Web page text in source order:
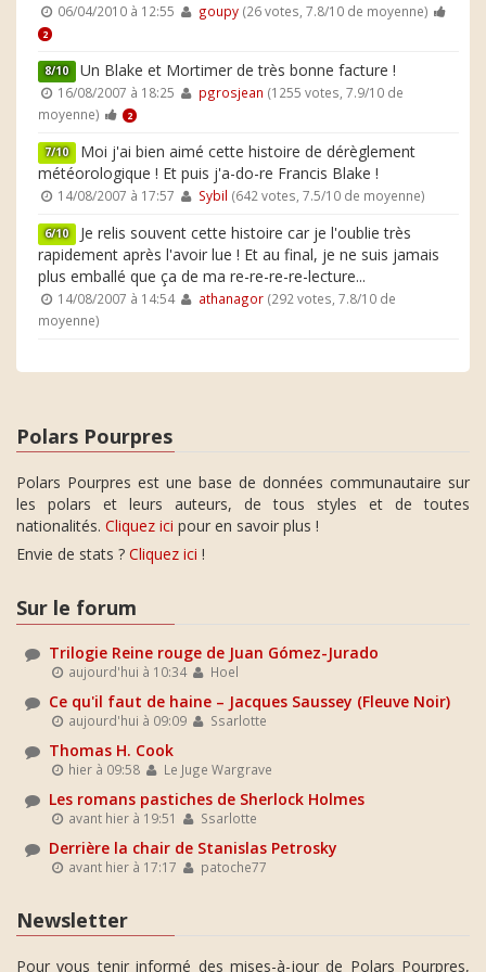
06/04/2010 à 12:55 goupy(26 votes, 7.8/10 de moyenne)
2
8/10 Un Blake et Mortimer de très bonne facture !
16/08/2007 à 18:25 pgrosjean (1255 votes, 7.9/10 de
moyenne)
2
7/10 Moi j'ai bien aimé cette histoire de dérèglement
météorologique ! Et puis j'a-do-re Francis Blake !
14/08/2007 à 17:57 Sybil (642 votes, 7.5/10 de moyenne)
6/10 Je relis souvent cette histoire car je l'oublie très
rapidement après l'avoir lue ! Et au final, je ne suis jamais
plus emballé que ça de ma re-re-re-re-lecture...
14/08/2007 à 14:54 athanagor(292 votes, 7.8/10 de
moyenne)
Polars Pourpres
Polars Pourpres est une base de données communautaire sur
les polars et leurs auteurs, de tous styles et de toutes
nationalités. Cliquez ici pour en savoir plus !
Envie de stats ? Cliquez ici !
Sur le forum
Trilogie Reine rouge de Juan Gómez-Jurado
aujourd'hui à 10:34 Hoel
Ce qu'il faut de haine – Jacques Saussey (Fleuve Noir)
aujourd'hui à 09:09 Ssarlotte
Thomas H. Cook
hier à 09:58 Le Juge Wargrave
Les romans pastiches de Sherlock Holmes
avant hier à 19:51 Ssarlotte
Derrière la chair de Stanislas Petrosky
avant hier à 17:17 patoche77
Newsletter
Pour vous tenir informé des mises-à-jour de Polars Pourpres,